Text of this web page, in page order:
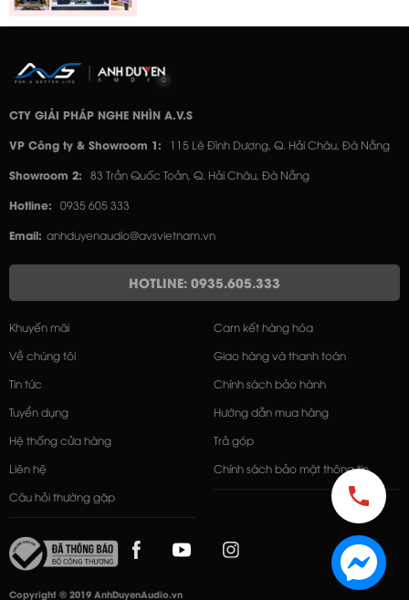
CTY GIẢI PHÁP NGHE NHÌN A.V.S
VP Công ty & Showroom 1: 115 Lê Đình Dương, Q. Hải Châu, Đà Nẵng
Showroom 2: 83 Trần Quốc Toản, Q. Hải Châu, Đà Nẵng
Hotline: 0935 605 333
Email: anhduyenaudio@avsvietnam.vn
HOTLINE: 0935.605.333
Khuyến mãi
Về chúng tôi
Tin tức
Tuyển dụng
Hệ thống cửa hàng
Liên hệ
Câu hỏi thường gặp
Cam kết hàng hóa
Giao hàng và thanh toán
Chính sách bảo hành
Hướng dẫn mua hàng
Trả góp
Chính sách bảo mật thông tin
Copyright © 2019 AnhDuyenAudio.vn